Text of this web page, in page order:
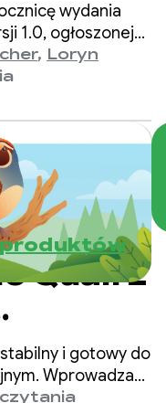
wydania
1.0, ogłoszonej
1.11 interfejsy
to uczcić.
, Loryn
Quail 2
AI w
i gotowy do
Wprowadza
agenta,